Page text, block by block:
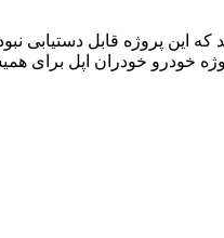
پروژه قابل دستیابی
خودرو خودران اپل برای